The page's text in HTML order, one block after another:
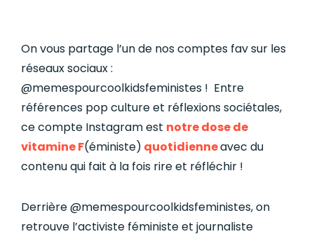
On vous partage l’un de nos comptes fav sur les
réseaux sociaux :
@memespourcoolkidsfeministes ! Entre
références pop culture et réflexions sociétales,
ce compte Instagram est notre dose de
vitamine F(éministe) quotidienneavec du
contenu qui fait à la fois rire et réfléchir !
Derrière @memespourcoolkidsfeministes, on
retrouve l’activiste féministe et journaliste